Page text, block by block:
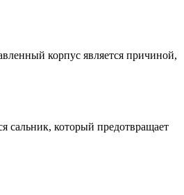
корпус является причиной,
сальник, который предотвращает